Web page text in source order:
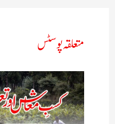
متعلقہ پوسٹس